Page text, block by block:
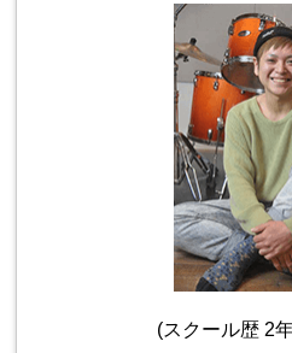
(スクール歴 2